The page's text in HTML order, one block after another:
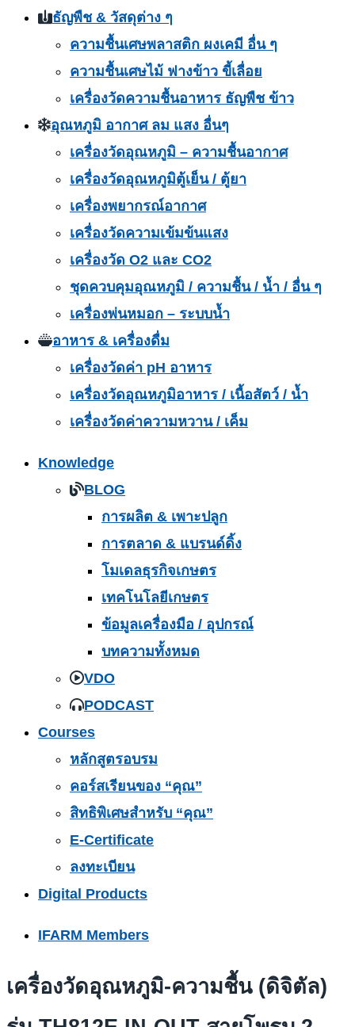
ธัญพืช & วัสดุต่าง ๆ
ความชื้นเศษพลาสติก ผงเคมี อื่น ๆ
ความชื้นเศษไม้ ฟางข้าว ขี้เลื่อย
เครื่องวัดความชื้นอาหาร ธัญพืช ข้าว
อุณหภูมิ อากาศ ลม แสง อื่นๆ
เครื่องวัดอุณหภูมิ – ความชื้นอากาศ
เครื่องวัดอุณหภูมิตู้เย็น / ตู้ยา
เครื่องพยากรณ์อากาศ
เครื่องวัดความเข้มข้นแสง
เครื่องวัด O2 และ CO2
ชุดควบคุมอุณหภูมิ / ความชื้น / น้ำ / อื่น ๆ
เครื่องพ่นหมอก – ระบบน้ำ
อาหาร & เครื่องดื่ม
เครื่องวัดค่า pH อาหาร
เครื่องวัดอุณหภูมิอาหาร / เนื้อสัตว์ / น้ำ
เครื่องวัดค่าความหวาน / เค็ม
Knowledge
BLOG
การผลิต & เพาะปลูก
การตลาด & แบรนด์ดิ้ง
โมเดลธุรกิจเกษตร
เทคโนโลยีเกษตร
ข้อมูลเครื่องมือ / อุปกรณ์
บทความทั้งหมด
VDO
PODCAST
Courses
หลักสูตรอบรม
คอร์สเรียนของ “คุณ”
สิทธิพิเศษสำหรับ “คุณ”
E-Certificate
ลงทะเบียน
Digital Products
IFARM Members
เครื่องวัดอุณหภูมิ-ความชื้น (ดิจิตัล)